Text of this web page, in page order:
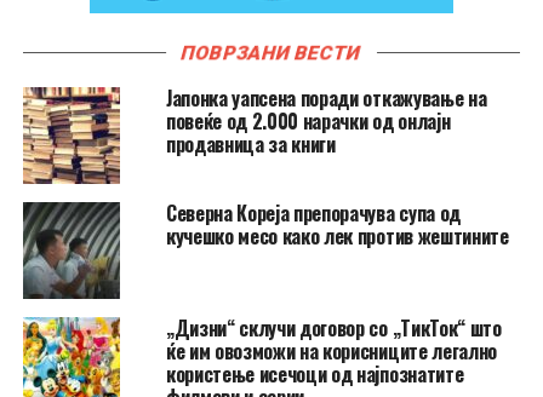
ПОВРЗАНИ ВЕСТИ
Јапонка уапсена поради откажување на
повеќе од 2.000 нарачки од онлајн
продавница за книги
Северна Кореја препорачува супа од
кучешко месо како лек против жештините
„Дизни“ склучи договор со „ТикТок“ што
ќе им овозможи на корисниците легално
користење исечоци од најпознатите